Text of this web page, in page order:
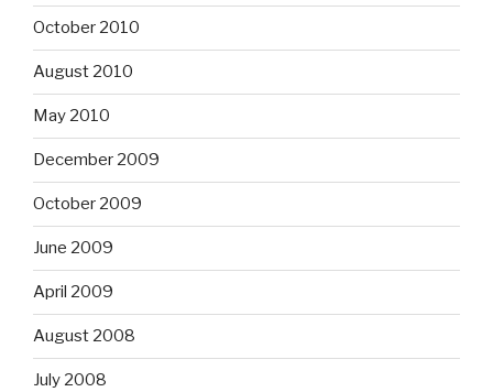
October 2010
August 2010
May 2010
December 2009
October 2009
June 2009
April 2009
August 2008
July 2008